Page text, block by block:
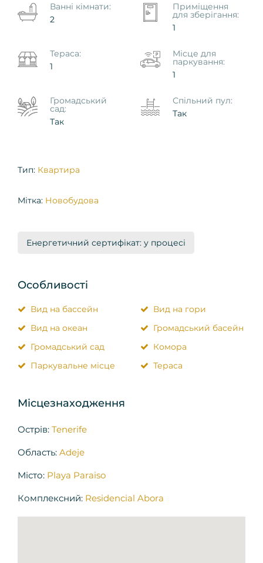
Ванні кімнати:
2
Приміщення
для зберігання:
1
Тераса:
1
Місце для
паркування:
1
Громадський
сад:
Так
Спільний пул:
Так
Тип: Квартира
Мітка: Новобудова
Енергетичний сертифікат: у процесі
Особливості
Вид на бассейн
Вид на гори
Вид на океан
Громадський басейн
Громадський сад
Комора
Паркувальне місце
Тераса
Місцезнаходження
Острів: Tenerife
Область: Adeje
Місто: Playa Paraiso
Комплексний: Residencial Abora